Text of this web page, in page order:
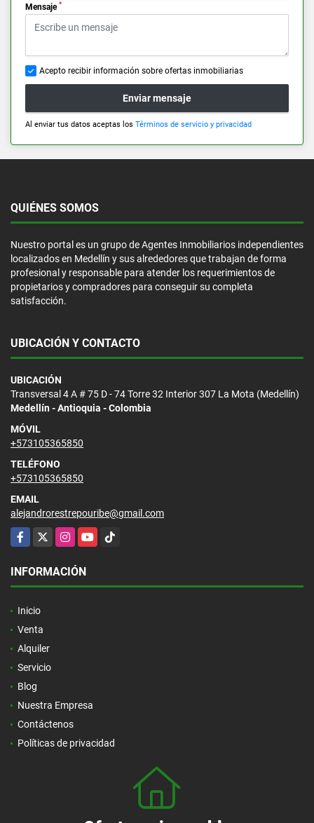
Mensaje *
Acepto recibir información sobre ofertas inmobiliarias
Enviar mensaje
Al enviar tus datos aceptas los Términos de servicio y privacidad
QUIÉNES SOMOS
Nuestro portal es un grupo de Agentes Inmobiliarios independientes
localizados en Medellín y sus alrededores que trabajan de forma
profesional y responsable para atender los requerimientos de
propietarios y compradores para conseguir su completa
satisfacción.
UBICACIÓN Y CONTACTO
UBICACIÓN
Transversal 4 A # 75 D - 74 Torre 32 Interior 307 La Mota (Medellín)
Medellín - Antioquia - Colombia
MÓVIL
+573105365850
TELÉFONO
+573105365850
EMAIL
alejandrorestrepouribe@gmail.com
Facebook
X InstagramYouTubeTikTok
INFORMACIÓN
Inicio
Venta
Alquiler
Servicio
Blog
Nuestra Empresa
Contáctenos
Políticas de privacidad